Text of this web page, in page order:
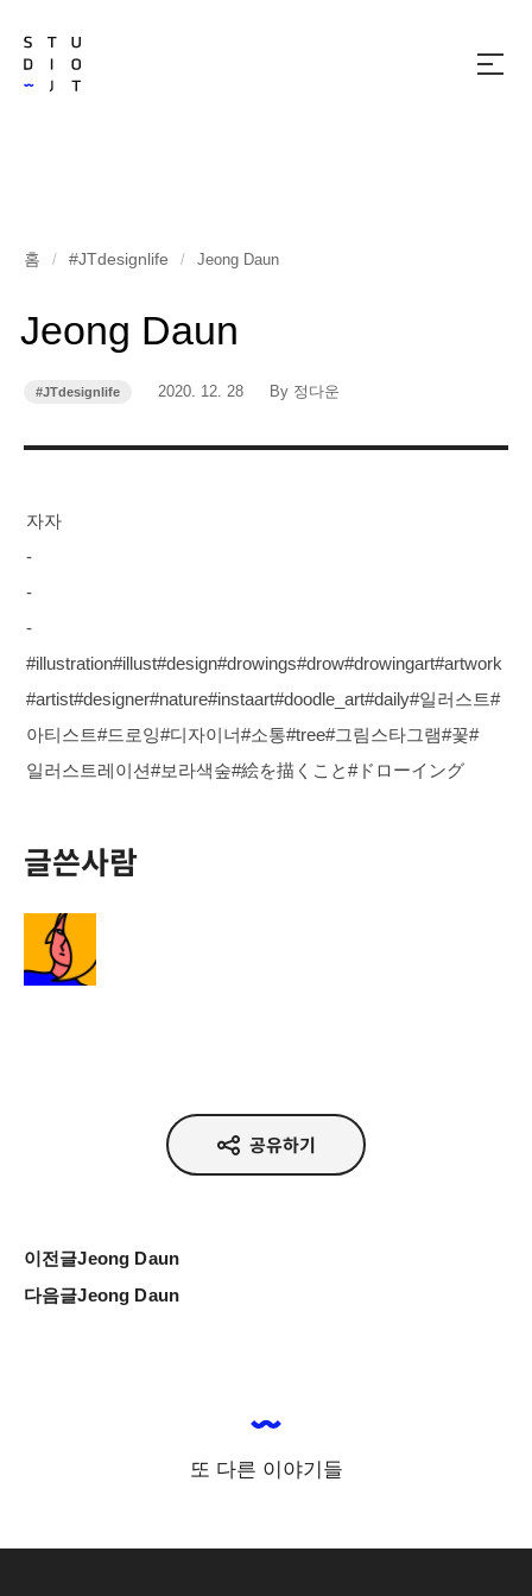
메
홈 / #JTdesignlife / Jeong Daun
Jeong Daun
카
리
#JTdesignlife
작
2020. 12. 28
작
By 정다운
자자
-
-
-
#illustration#illust#design#drowings#drow#drowingart#artwork
#artist#designer#nature#instaart#doodle_art#daily#일러스트#
아티스트#드로잉#디자이너#소통#tree#그림스타그램#꽃#
일러스트레이션#보라색숲#絵を描くこと#ドローイング
글쓴사람
정다운
공유하기
이전글Jeong Daun
다음글Jeong Daun
또 다른 이야기들